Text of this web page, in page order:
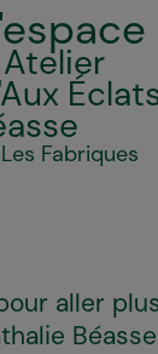
Les Fabriques
aller